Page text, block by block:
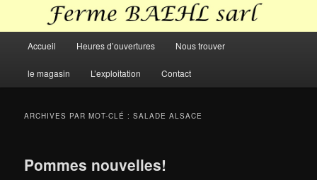
principal
Accueil Heures d’ouvertures Nous trouver
le magasin L’exploitation Contact
ARCHIVES PAR MOT-CLÉ :SALADE ALSACE
Pommes nouvelles!